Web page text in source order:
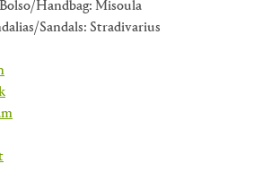
Bolso/Handbag: Misoula
Sandals: Stradivarius